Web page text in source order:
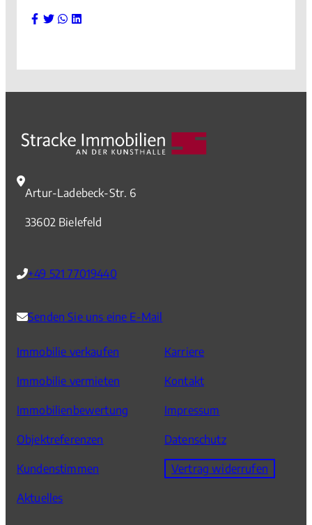
Artur-Ladebeck-Str. 6
33602 Bielefeld
+49 521 77019440
Senden Sie uns eine E-Mail
Immobilie verkaufen
Immobilie vermieten
Immobilienbewertung
Objektreferenzen
Kundenstimmen
Aktuelles
Karriere
Kontakt
Impressum
Datenschutz
Vertrag widerrufen